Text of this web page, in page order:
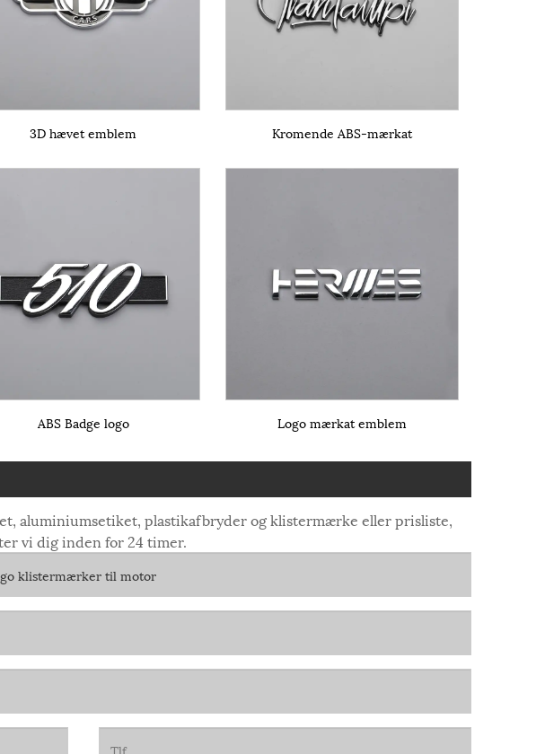
3D hævet emblem Kromende ABS-mærkat
ABS Badge logo Logo mærkat emblem
aluminiumsetiket, plastikafbryder og klistermærke eller prisliste,
vi dig inden for 24 timer.